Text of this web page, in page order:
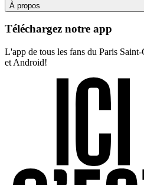
À propos
Téléchargez notre app
L'app de tous les fans du Paris
et Android!